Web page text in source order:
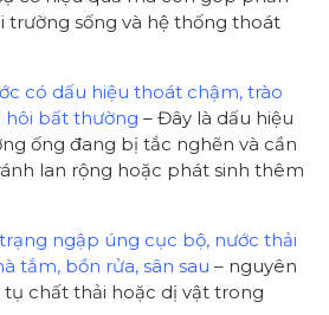
trường sống và hệ thống thoát
có dấu hiệu thoát chậm, trào
hôi bất thường – Đây là dấu hiệu
ống đang bị tắc nghẽn và cần
lan rộng hoặc phát sinh thêm
ngập úng cục bộ, nước thải
tắm, bồn rửa, sân sau – nguyên
chất thải hoặc dị vật trong